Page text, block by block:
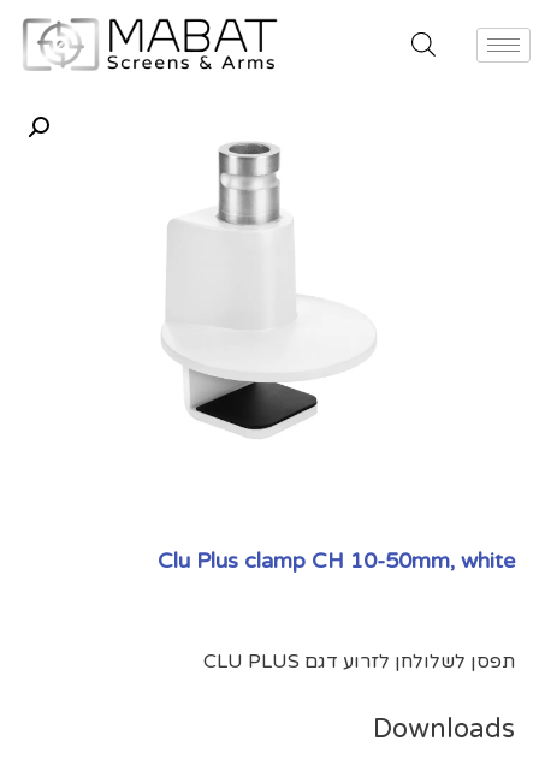
Clu Plus clamp CH 10-50mm, white
תפסן לשלולחן לזרוע דגם CLU PLUS
Downloads